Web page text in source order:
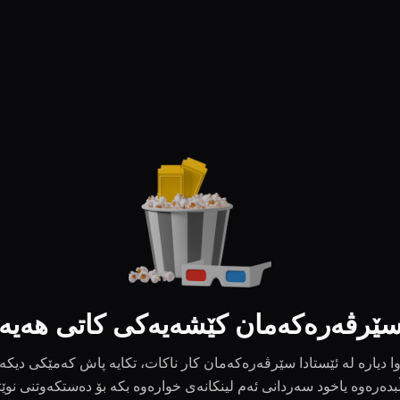
کێشەیەکی کاتی
وا دیارە لە ئێستادا سێرڤەرەکەمان کار ناکات، تکایە پاش کەمێکی دیکە
یاخود سەردانی ئەم لینکانەی خوارەوە بکە بۆ دەستکەوتنی